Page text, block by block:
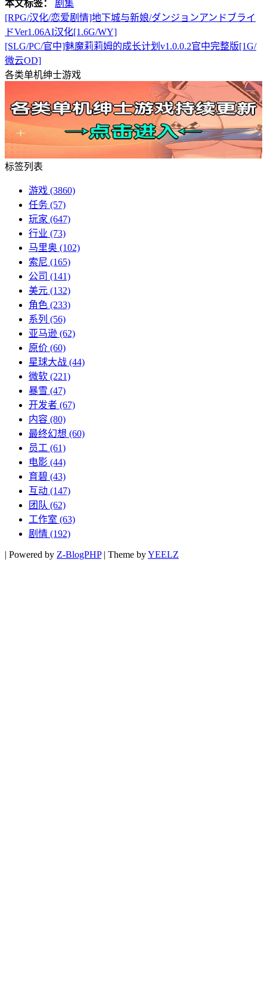
本文标签：
剧集
[RPG/汉化/恋爱剧情]地下城与新娘/ダンジョンアンドブライ
ドVer1.06AI汉化[1.6G/WY]
[SLG/PC/官中]魅魔莉莉姆的成长计划v1.0.0.2官中完整版[1G/
微云OD]
各类单机绅士游戏
标签列表
游戏 (3860)
任务 (57)
玩家 (647)
行业 (73)
马里奥 (102)
索尼 (165)
公司 (141)
美元 (132)
角色 (233)
系列 (56)
亚马逊 (62)
原价 (60)
星球大战 (44)
微软 (221)
暴雪 (47)
开发者 (67)
内容 (80)
最终幻想 (60)
员工 (61)
电影 (44)
育碧 (43)
互动 (147)
团队 (62)
工作室 (63)
剧情 (192)
| Powered by Z-BlogPHP | Theme byYEELZ